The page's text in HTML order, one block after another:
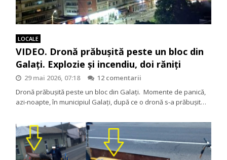
LOCALE
VIDEO. Dronă prăbușită peste un bloc din
Galați. Explozie și incendiu, doi răniţi
29 mai 2026, 07:18
12 comentarii
Dronă prăbușită peste un bloc din Galați. Momente de panică,
azi-noapte, în municipiul Galați, după ce o dronă s-a prăbușit…